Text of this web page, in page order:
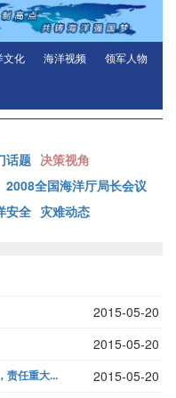
文化 海洋视频 领军人物
话题 决策视角
2008全国海洋厅局长会议
安全 灾难动态
2015-05-20
2015-05-20
责任重大... 2015-05-20